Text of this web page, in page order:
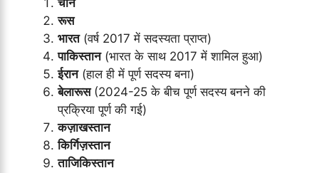
चीन
रूस
भारत(वर्ष 2017 में सदस्यता प्राप्त)
पाकिस्तान(भारत के साथ 2017 में शामिल हुआ)
ईरान(हाल ही में पूर्ण सदस्य बना)
बेलारूस(2024-25 के बीच पूर्ण सदस्य बनने की
प्रक्रिया पूर्ण की गई)
कज़ाखस्तान
किर्गिज़स्तान
ताजिकिस्तान